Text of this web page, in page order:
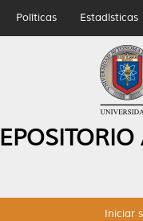
Políticas Estadísticas
Iniciar